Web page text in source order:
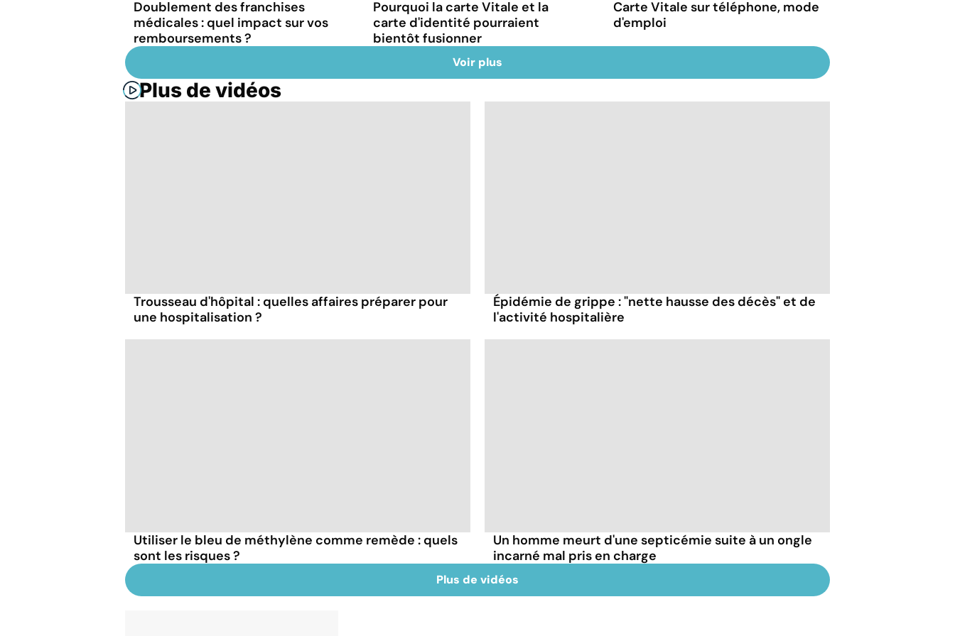
Doublement des franchises
médicales : quel impact sur vos
remboursements ?
Pourquoi la carte Vitale et la
carte d'identité pourraient
bientôt fusionner
Carte Vitale sur téléphone, mode
d'emploi
Voir plus
Plus de vidéos
Trousseau d'hôpital : quelles affaires préparer pour
une hospitalisation ?
Épidémie de grippe : "nette hausse des décès" et de
l'activité hospitalière
Utiliser le bleu de méthylène comme remède : quels
sont les risques ?
Un homme meurt d'une septicémie suite à un ongle
incarné mal pris en charge
Plus de vidéos